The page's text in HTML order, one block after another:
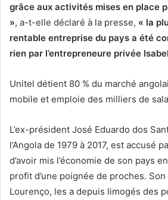
grâce aux activités mises en place
», a-t-elle déclaré à la presse, « la
rentable entreprise du pays a été
rien par l’entrepreneure privée
Unitel détient 80 % du marché
mobile et emploie des milliers de
L’ex-président José Eduardo dos
l’Angola de 1979 à 2017, est accusé
d’avoir mis l’économie de son pays
profit d’une poignée de proches.
Lourenço, les a depuis limogés des